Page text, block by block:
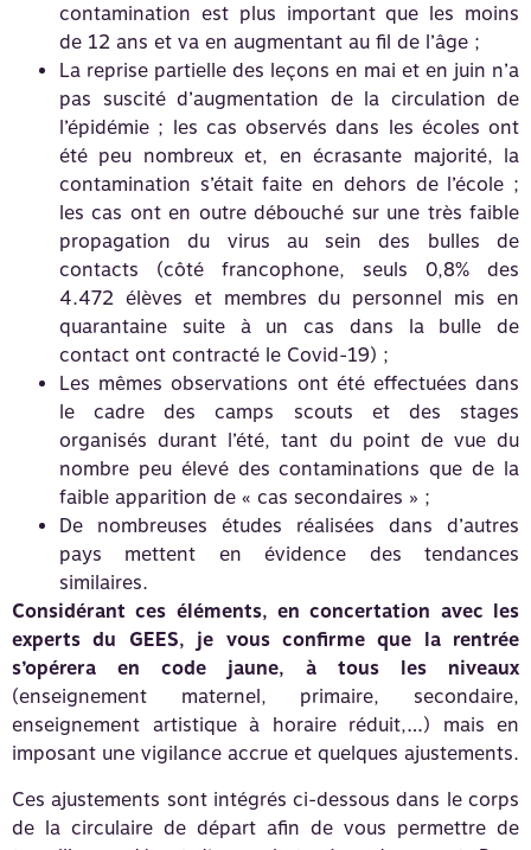
contamination est plus important que les moins
de 12 ans et va en augmentant au fil de l’âge ;
La reprise partielle des leçons en mai et en juin n’a
pas suscité d’augmentation de la circulation de
l’épidémie ; les cas observés dans les écoles ont
été peu nombreux et, en écrasante majorité, la
contamination s’était faite en dehors de l’école ;
les cas ont en outre débouché sur une très faible
propagation du virus au sein des bulles de
contacts (côté francophone, seuls 0,8% des
4.472 élèves et membres du personnel mis en
quarantaine suite à un cas dans la bulle de
contact ont contracté le Covid-19) ;
Les mêmes observations ont été effectuées dans
le cadre des camps scouts et des stages
organisés durant l’été, tant du point de vue du
nombre peu élevé des contaminations que de la
faible apparition de « cas secondaires » ;
De nombreuses études réalisées dans d’autres
pays mettent en évidence des tendances
similaires.
Considérant ces éléments, en concertation avec les
experts du GEES, je vous confirme que la rentrée
s’opérera en code jaune, à tous les niveaux
(enseignement maternel, primaire, secondaire,
enseignement artistique à horaire réduit,…) mais en
imposant une vigilance accrue et quelques ajustements.
Ces ajustements sont intégrés ci-dessous dans le corps
de la circulaire de départ afin de vous permettre de